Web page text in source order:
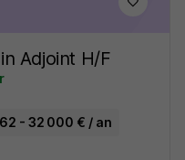
Adjoint H/F
- 32 000 € / an